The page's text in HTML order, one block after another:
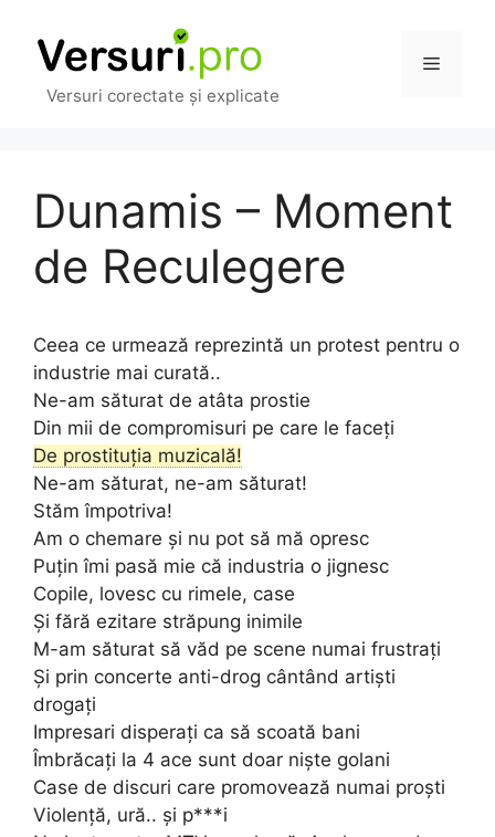
conținut
Versuri corectate și explicate
Meniu
Dunamis – Moment
de Reculegere
Ceea ce urmează reprezintă un protest pentru o
industrie mai curată..
Ne-am săturat de atâta prostie
Din mii de compromisuri pe care le faceți
De prostituția muzicală!
Ne-am săturat, ne-am săturat!
Stăm împotriva!
Am o chemare și nu pot să mă opresc
Puțin îmi pasă mie că industria o jignesc
Copile, lovesc cu rimele, case
Și fără ezitare străpung inimile
M-am săturat să văd pe scene numai frustrați
Și prin concerte anti-drog cântând artiști
drogați
Impresari disperați ca să scoată bani
Îmbrăcați la 4 ace sunt doar niște golani
Case de discuri care promovează numai proști
Violență, ură.. și p***i